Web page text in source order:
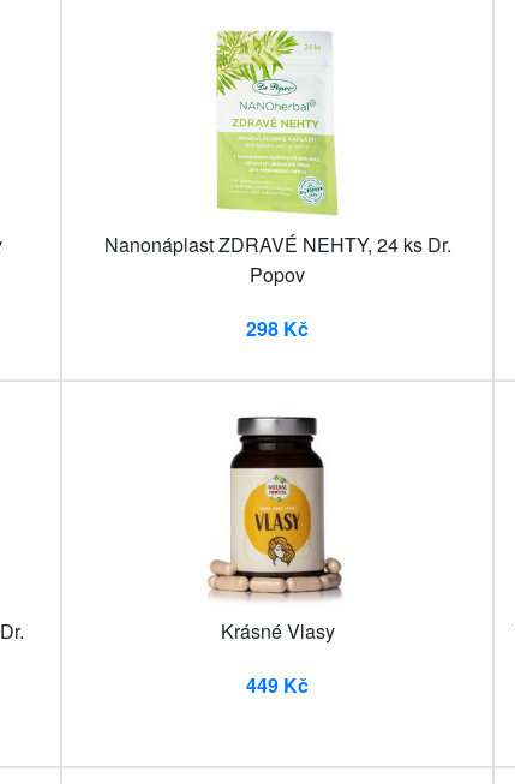
Nanonáplast ZDRAVÉ NEHTY, 24 ks Dr.
Popov
298 Kč
Krásné Vlasy
449 Kč